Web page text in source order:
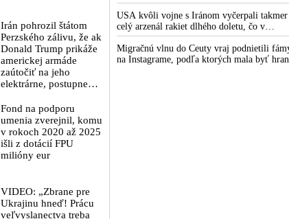
Irán pohrozil štátom
Perzského zálivu, že ak
Donald Trump prikáže
americkej armáde
zaútočiť na jeho
elektrárne, postupne
elektriny spojencom
USA v celom regióne
Fond na podporu
umenia zverejnil, komu
v rokoch 2020 až 2025
išli z dotácií FPU
milióny eur
VIDEO: „Zbrane pre
Ukrajinu hneď! Prácu
veľvyslanectva treba
USA kvôli vojne s Iránom vyčerpali takmer
celý arzenál rakiet dlhého doletu, čo v
Pentagóne a Trumpovej administratíve
vyvoláva vážne obavy o bojaschopnosť
americkej armády v prípade vypuknutia
Migračnú vlnu do Ceuty vraj podnietili
na Instagrame, podľa ktorých mala byť